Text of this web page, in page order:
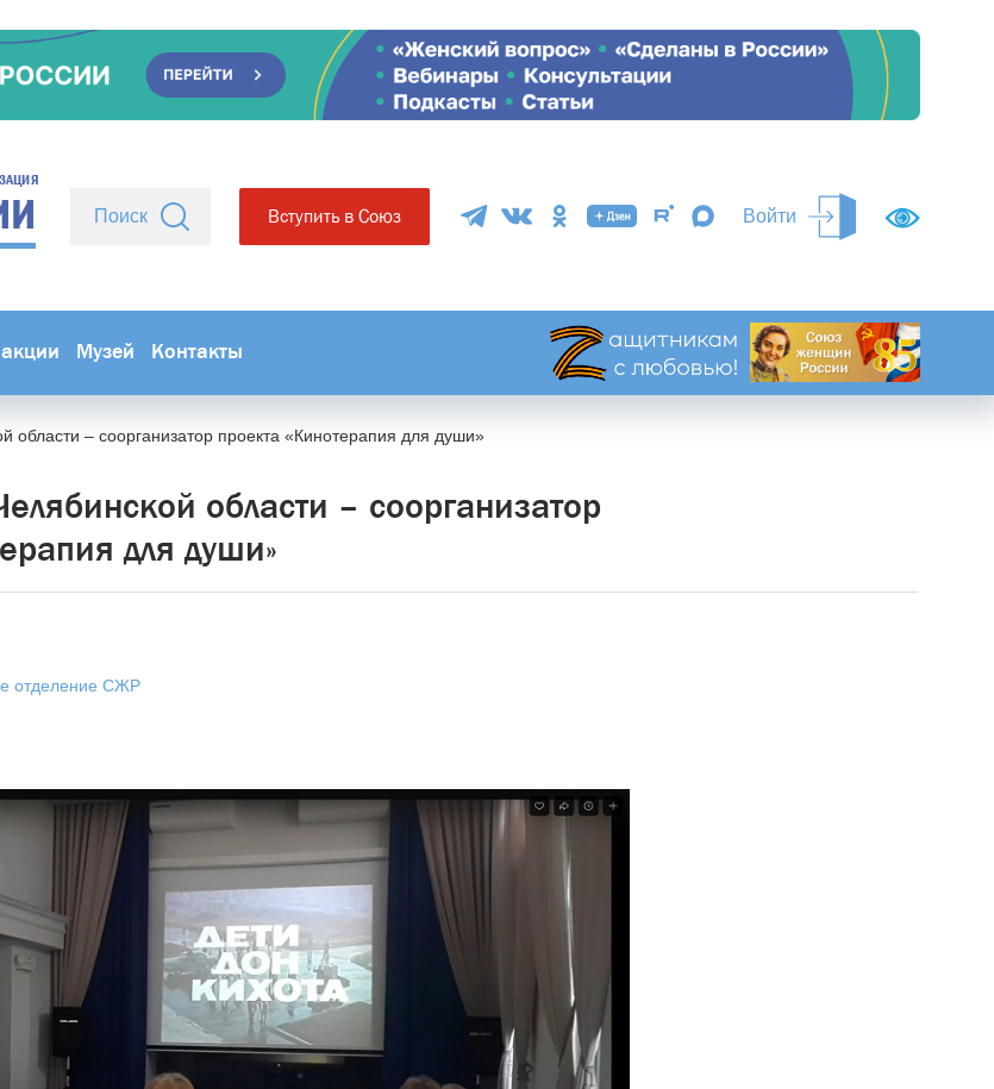
Вступить в Союз Войти
Музей Контакты
– соорганизатор проекта «Кинотерапия для души»
области – соорганизатор
для души»
отделение СЖР